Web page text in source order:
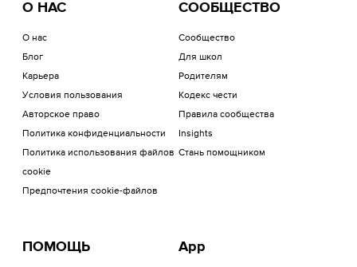
О НАС
О нас
Блог
Карьера
Условия пользования
Авторское право
Политика конфиденциальности
Политика использования файлов
cookie
Предпочтения cookie-файлов
СООБЩЕСТВО
Сообщество
Для школ
Родителям
Кодекс чести
Правила сообщества
Insights
Стань помощником
ПОМОЩЬ App